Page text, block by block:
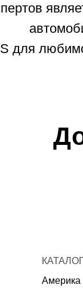
для
Америка